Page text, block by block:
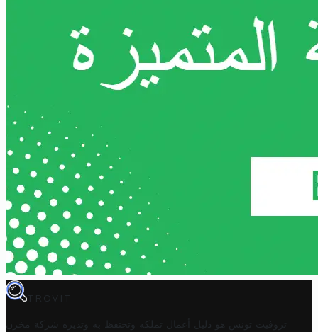
TROVIT
تروفيت تونس هو دليل أعمال تملكه وتحتفظ به وتديره
شركة مخزن